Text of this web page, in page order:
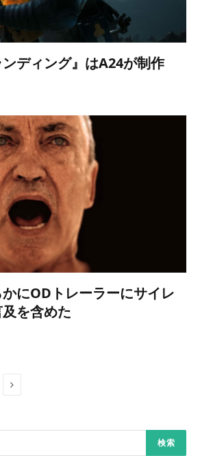
ンディング』はA24が制作
にODトレーラーにサイレ
を含めた
Next